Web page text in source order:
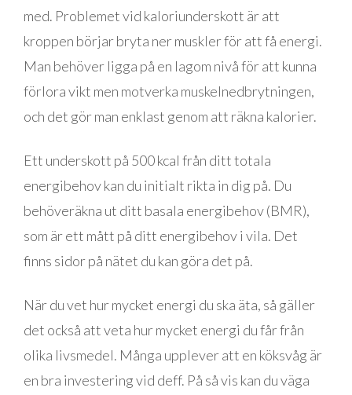
med. Problemet vid kaloriunderskott är att
kroppen börjar bryta ner muskler för att få energi.
Man behöver ligga på en lagom nivå för att kunna
förlora vikt men motverka muskelnedbrytningen,
och det gör man enklast genom att räkna kalorier.
Ett underskott på 500 kcal från ditt totala
energibehov kan du initialt rikta in dig på. Du
behöveräkna ut ditt basala energibehov (BMR),
som är ett mått på ditt energibehov i vila. Det
finns sidor på nätet du kan göra det på.
När du vet hur mycket energi du ska äta, så gäller
det också att veta hur mycket energi du får från
olika livsmedel. Många upplever att en köksvåg är
en bra investering vid deff. På så vis kan du väga